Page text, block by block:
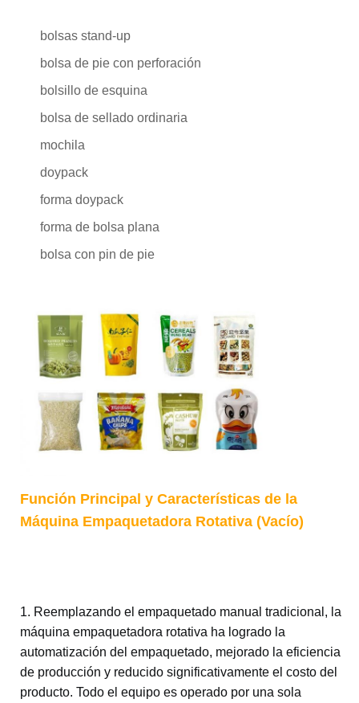
bolsas stand-up
bolsa de pie con perforación
bolsillo de esquina
bolsa de sellado ordinaria
mochila
doypack
forma doypack
forma de bolsa plana
bolsa con pin de pie
Función Principal y Características de la
Máquina Empaquetadora Rotativa (Vacío)
1. Reemplazando el empaquetado manual tradicional, la
máquina empaquetadora rotativa ha logrado la
automatización del empaquetado, mejorado la eficiencia
de producción y reducido significativamente el costo del
producto. Todo el equipo es operado por una sola